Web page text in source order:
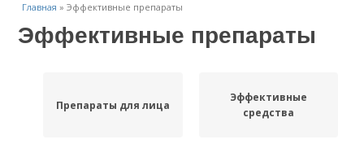
Главная »Эффективные препараты
Эффективные препараты
Препараты для лица
Эффективные
средства